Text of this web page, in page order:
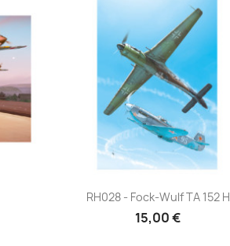
 Aperçu rapide
RH028 - Fock-Wulf TA 152 H
15,00 €